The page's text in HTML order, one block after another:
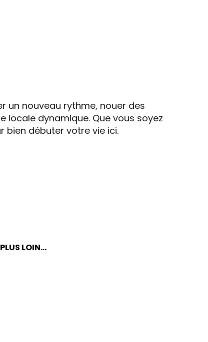
un nouveau rythme, nouer des
locale dynamique. Que vous soyez
bien débuter votre vie ici.
LOIN…